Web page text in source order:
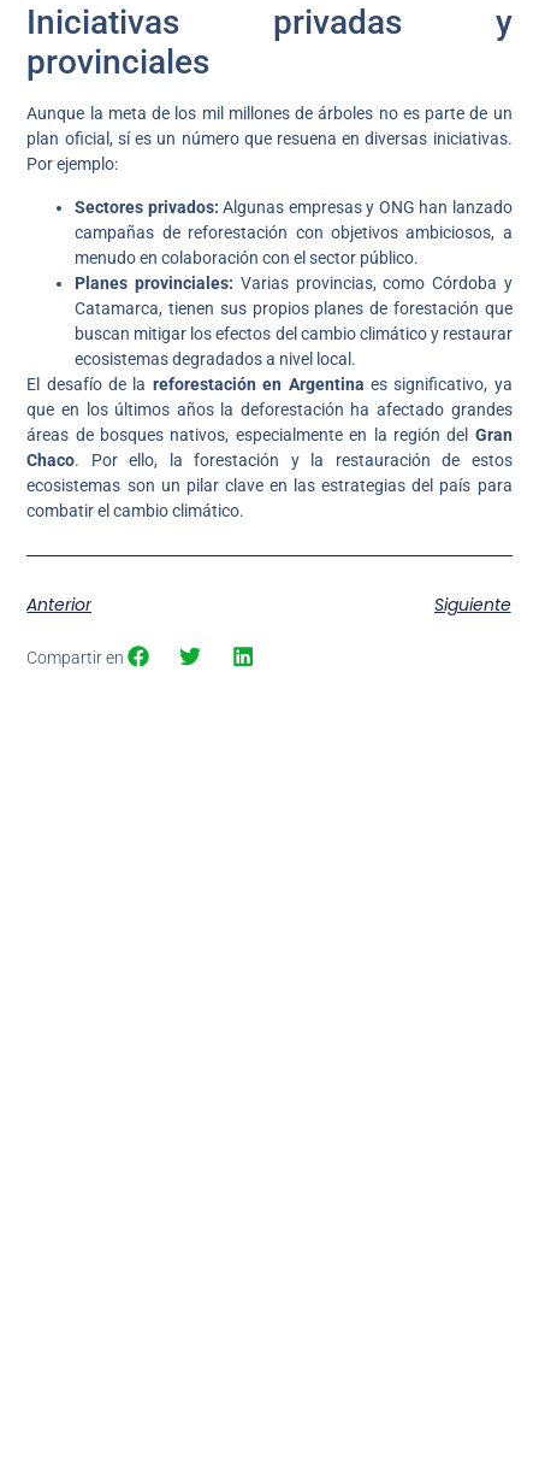
Iniciativas privadas y
provinciales
Aunque la meta de los mil millones de árboles no es parte de un
plan oficial, sí es un número que resuena en diversas iniciativas.
Por ejemplo:
Sectores privados: Algunas empresas y ONG han lanzado
campañas de reforestación con objetivos ambiciosos, a
menudo en colaboración con el sector público.
Planes provinciales: Varias provincias, como Córdoba y
Catamarca, tienen sus propios planes de forestación que
buscan mitigar los efectos del cambio climático y restaurar
ecosistemas degradados a nivel local.
El desafío de la reforestación en Argentina es significativo, ya
que en los últimos años la deforestación ha afectado grandes
áreas de bosques nativos, especialmente en la región del Gran
Chaco. Por ello, la forestación y la restauración de estos
ecosistemas son un pilar clave en las estrategias del país para
combatir el cambio climático.
Anterior Siguiente
Compartir en